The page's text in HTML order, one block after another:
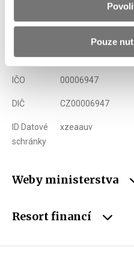
Pouze
Letenská 15, 118
E-mail
IČO 00006947
DIČ CZ00006947
ID Datové
schránky
xzeaauv
Weby ministerstva
Resort financí